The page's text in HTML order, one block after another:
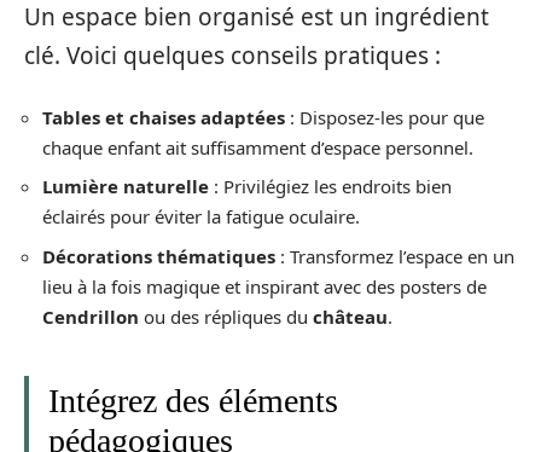
Un espace bien organisé est un ingrédient
clé. Voici quelques conseils pratiques :
Tables et chaises adaptées : Disposez-les pour que
chaque enfant ait suffisamment d’espace personnel.
Lumière naturelle : Privilégiez les endroits bien
éclairés pour éviter la fatigue oculaire.
Décorations thématiques : Transformez l’espace en un
lieu à la fois magique et inspirant avec des posters de
Cendrillon ou des répliques du château.
Intégrez des éléments
pédagogiques